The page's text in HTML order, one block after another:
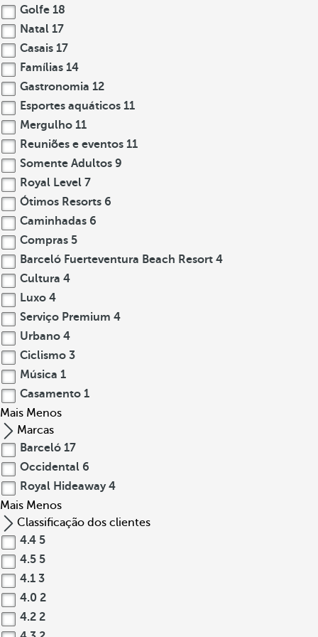
Golfe 18
Natal 17
Casais 17
Famílias 14
Gastronomia 12
Esportes aquáticos 11
Mergulho 11
Reuniões e eventos 11
Somente Adultos 9
Royal Level 7
Ótimos Resorts 6
Caminhadas 6
Compras 5
Barceló Fuerteventura Beach Resort 4
Cultura 4
Luxo 4
Serviço Premium 4
Urbano 4
Ciclismo 3
Música 1
Casamento 1
Mais Menos
Marcas
Barceló 17
Occidental 6
Royal Hideaway 4
Mais Menos
Classificação dos clientes
4.4 5
4.5 5
4.1 3
4.0 2
4.2 2